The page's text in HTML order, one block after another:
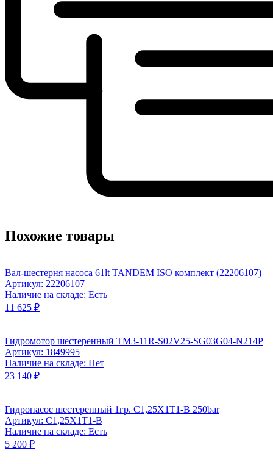
Похожие товары
Вал-шестерня насоса 61lt TANDEM ISO комплект (22206107)
Артикул: 22206107
Наличие на складе: Есть
11 625 ₽
Гидромотор шестеренный TM3-11R-S02V25-SG03G04-N214P
Артикул: 1849995
Наличие на складе: Нет
23 140 ₽
Гидронасос шестеренный 1гр. C1,25X1T1-B 250bar
Артикул: C1,25X1T1-B
Наличие на складе: Есть
5 200 ₽